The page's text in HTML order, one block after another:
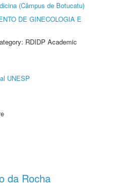
(Câmpus de Botucatu)
DE GINECOLOGIA E
RDIDP Academic
UNESP
da Rocha